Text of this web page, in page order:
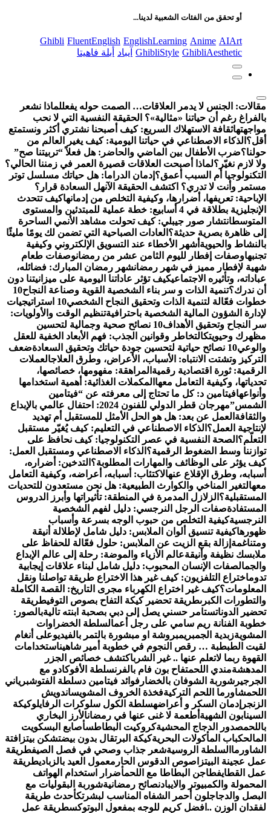
أو تحقق من الفئات الشعبية لدينا...
AIArt
Anime
EnglishLearning
FluentEnglish
Ghibli
GhibliAesthetic
GhibliStyle آيباد أبلة فاهيتا
مقالات: الجنس لا يدمر العلاقات… الصمت حوله يفعللماذا نشعر
بالفراغ رغم أن حياتنا «مثالية»؟ الحقيقة النفسية التي لا نحب
مواجهتهاثقافة الاستهلاك السريع: كيف أصبحنا نشتري أكثر ونستمتع
أقل؟ الذكاء الاصطناعي في حياتنا اليومية: كيف يغير العالم من
حولنا؟ضرب الأطفال بين الماضي والحاضر: هل فعلاً “تربيتنا صح”
ولا لازم نغيّر؟لماذا أصبحت العلاقات قصيرة العمر في زمننا الحالي؟
التكنولوجيا أم السبب أعمق؟ إدمان الدراما: هل حياتك مسلسل توتر
مستمر وأنت لا تدري؟ اكتشف الحقيقة الآنهل السعادة قرار؟
الإباحية: تعريفها، أضرارها، وكيفية التخلص من إدمانهاكيف تتحدث
الإنجليزية بطلاقة في 4 أسابيع: خطة عملية للمبتدئين والمستوى
المتوسطانتشار صور جيبلي: كيف تحولت مشاهد الأنمي الساحرة
إلى ظاهرة بصرية حديثة؟ العادات الصباحية التي تضمن لك يومًا مليئًا
بالنشاط والحيوية أشهر الأخطاء عند التسويق الإلكتروني وكيفية
تجنبهاوصفات إفطار لليوم الثامن عشر من رمضانوصفات طعام
شهية لإفطار مميز في شهر رمضانشهر رمضان المبارك: فضائله،
عباداته، وتأثيره الاجتماعيكيف تؤثر عاداتنا اليومية على ميزانيتنا دون
أن ندرك؟تنمية الذات و سر بناء الشخصية القوية وصناعة النجاح10
خطوات فعّالة لتنمية الذات وتحقيق النجاح الشخصي
10 استراتيجيات
لإدارة الشؤون المالية الشخصية باحترافيةتنظيم الوقت والأولويات:
سر النجاح وتحقيق الأهداف
10 نصائح صحية وجمالية لتحسين
مظهرك وحيويتكالتخاطر وقوانين الجذب: فهم الأبعاد الخفية للعقل
والوعي10 نصائح حياتية لتحسين جودة حياتك وتحقيق السعادة
ضعف
التركيز وتشتت الانتباه: الأسباب، الأعراض، وطرق العلاجالعملات
الرقمية: ثورة اقتصادية رقمية المراهقة: مفهومها، خصائصها،
تحدياتها، وكيفية التعامل معها المكملات الغذائية: أهمية استخدامها
وأنواعهافيتامين د: كل ما تحتاج إلى معرفته عن “فيتامين
الشمس”
مهرجان قطر الدولي للفنون 2024: احتفال عالمي بالإبداع
والثقافة العمل عن بعد: هل هو الحل الأمثل للمستقبل أم تهديد
لإنتاجية العمل؟ الذكاء الاصطناعي في التعليم: كيف يُغيّر مستقبل
التعلّم؟ الصحة النفسية في عصر التكنولوجيا: كيف نحافظ على
توازننا وسط الضغوط الرقمية؟ الذكاء الاصطناعي ومستقبل العمل:
كيف يؤثر على الوظائف والمهارات المطلوبة؟ التدخين: أضراره،
أسبابه، وطرق الإقلاع عنهالاكتئاب: أسبابه، أعراضه، وكيفية التعامل
معهالتغير المناخي والكوارث الطبيعية: هل نحن مستعدون للتحديات
المستقبلية؟ الزلازل المدمرة في المنطقة: تأثيراتها وأبرز الدروس
المستفادةصفات الرجل النرجسي: دليل لفهم الشخصية
النرجسيةكيفية التخلص من حبوب الوجه بسرعة وأسباب
ظهورهاكيفية تنسيق ألوان الملابس: دليل شامل لإطلالة أنيقة
ومتناغمة إزالة بقع الزيت عن الملابس: حلول فعّالة للحفاظ على
ملابسك نظيفة وأنيقةعالم الأزياء والموضة: رحلة إلى عالم الإبداع
والجمالصفات الإنسان المحبوب: دليل شامل لبناء علاقات إيجابية
تدوماختراع التلفزيون: كيف غير هذا الاختراع طريقة تواصلنا ونقل
المعلومات؟كيف غير اختراع الكهرباء مجرى التاريخ: القصة الكاملة
والتطورات الكبرىطريقة تحضير كيكة التفاح بصوص التوفيطريقة
تحضير الدوناتستامر حسني يصل إلى دبي بصحبة ابنته تاليةبالصور:
خطوبة الفنانة ريم سامي على رجل أعمالسلطة الخضراوات
المشويةزبدية الجمبريمبروشة او مبشورة بالتمر بالفيديوعلى أنغام
لقيت الطبطبة … رقص النجوم في خطوبة أمير شاهيناستخدامات
القهوة ربما لاتعلم عنها .. غير الشرباكتشف خصائص الجزر
المدهشةمندي اللحمتفاح بون فام بالفرنسلطة الأفوكادو مع
الجرجير شوربة الشوفان بالخضار فوائد فيتامين دسلطة الفتوشبرياني
اللحمشاورما اللحم التركيةفخذة الخروف المشويساندويش
الزنجر إدمان السكر و أعراضهسلطة الكول سلوكرات الرفايلوكيكة
السينابون الشهية أطعمة لا غنى عنها في رمضانالأرز البخاري
باللحمصدور الدجاج المحشيةكروكيت البطاطسأصابع البسكويت
المالحكباب المأكولات البحريةكيكة البرتقال بدون بيضتشكن بيتزا فتة
الشاورما السلطة الروسيةشعر جذاب وصحي في فصل الصيفطريقة
عمل عجينة البيتزا صوص الدقوس الحار معمول العيد بالزباديطريقة
عمل القطايفطاجن البطاطا مع اللحمأضرار استخدام الهواتف
المحمولة والكمبيوتر والايبادنصائح رمضانيةشوربة البقوليات مع
البصل والدجاجلون أحمر الشفاه المناسب لبشرتكأحدث طريقة
لفقدان الوزن .. افضل كريم للوجه بمفعول البوتوكسطريقة عمل